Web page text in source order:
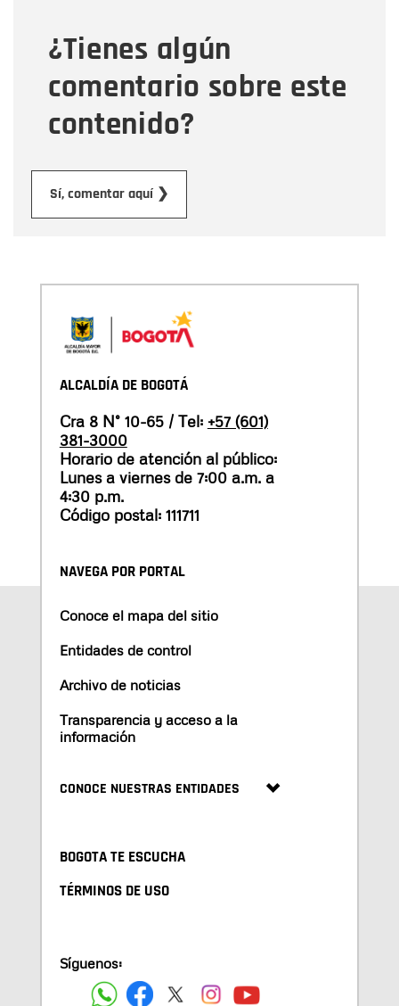
¿Tienes algún
comentario sobre este
contenido?
Sí, comentar aquí ❯
Mensaje
ALCALDÍA DE BOGOTÁ
Cra 8 N° 10-65 / Tel: +57 (601)
381-3000
Horario de atención al público:
Lunes a viernes de 7:00 a.m. a
4:30 p.m.
Código postal: 111711
NAVEGA POR PORTAL
Conoce el mapa del sitio
Entidades de control
Archivo de noticias
Transparencia y acceso a la
información
CONOCE NUESTRAS ENTIDADES
BOGOTA TE ESCUCHA
TÉRMINOS DE USO
Síguenos: